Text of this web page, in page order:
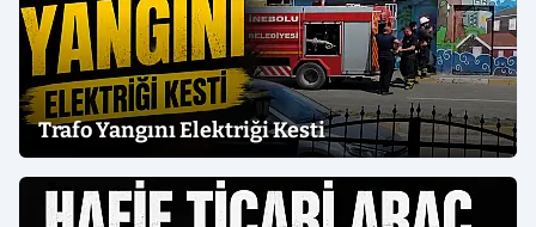
Trafo Yangını Elektriği Kesti